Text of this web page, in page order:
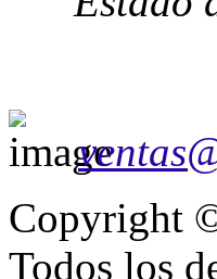
Copyright
Todos los